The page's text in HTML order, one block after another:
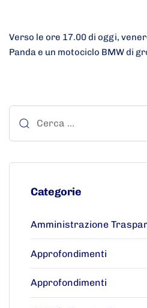
Verso le ore 17.00 di oggi,
Panda e un motociclo BMW di
Categorie
Amministrazione
Approfondimenti
Approfondimenti